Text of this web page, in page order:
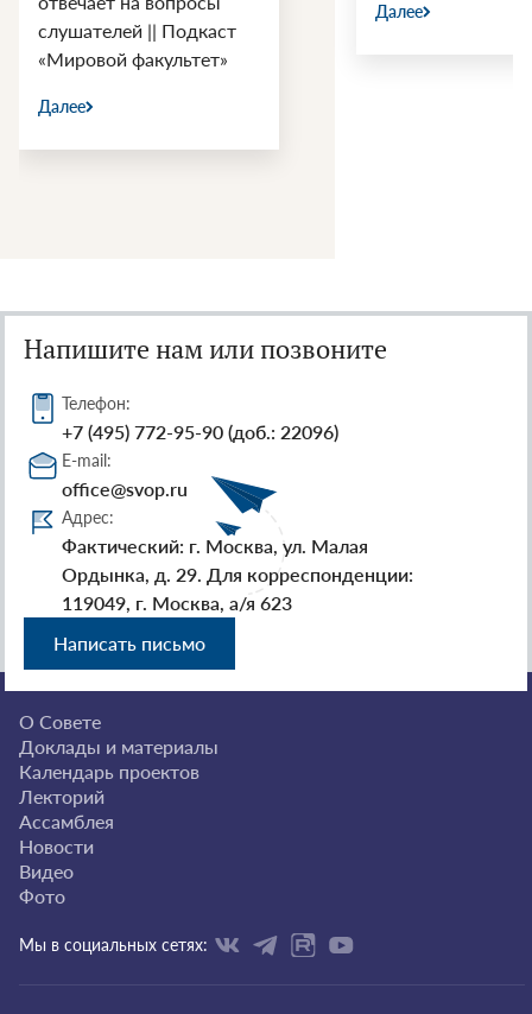
Далее
Напишите нам или позвоните
Телефон:
+7 (495) 772-95-90 (доб.: 22096)
E-mail:
office@svop.ru
Адрес:
Фактический: г. Москва, ул. Малая
Ордынка, д. 29. Для корреспонденции:
119049, г. Москва, а/я 623
Написать письмо
О Совете
Доклады и материалы
Календарь проектов
Лекторий
Ассамблея
Новости
Видео
Фото
Мы в социальных сетях: